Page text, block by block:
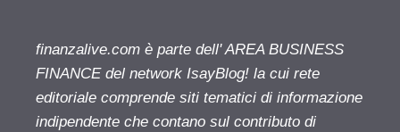
finanzalive.com è parte dell' AREA BUSINESS
FINANCE del network IsayBlog! la cui rete
editoriale comprende siti tematici di informazione
indipendente che contano sul contributo di